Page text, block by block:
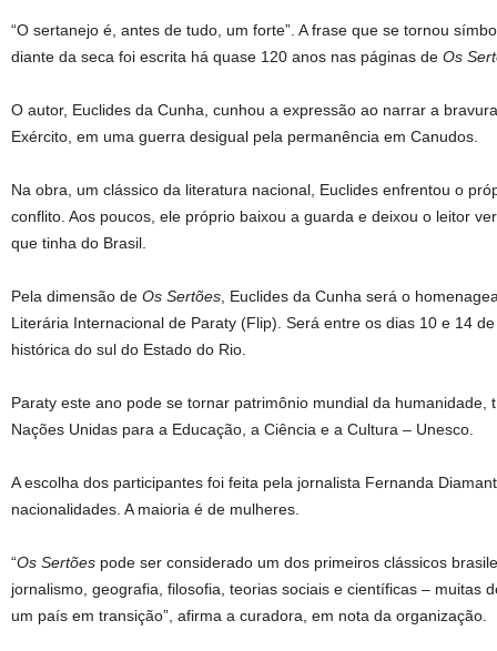
“O sertanejo é, antes de tudo, um forte”. A frase que se tornou
diante da seca foi escrita há quase 120 anos nas páginas de Os
O autor, Euclides da Cunha, cunhou a expressão ao narrar a
Exército, em uma guerra desigual pela permanência em Canudos.
Na obra, um clássico da literatura nacional, Euclides enfrentou o
conflito. Aos poucos, ele próprio baixou a guarda e deixou o leitor
que tinha do Brasil.
Pela dimensão de Os Sertões , Euclides da Cunha será o
Literária Internacional de Paraty (Flip). Será entre os dias 10 e 14
histórica do sul do Estado do Rio.
Paraty este ano pode se tornar patrimônio mundial da humanidade,
Nações Unidas para a Educação, a Ciência e a Cultura – Unesco.
A escolha dos participantes foi feita pela jornalista Fernanda
nacionalidades. A maioria é de mulheres.
“Os Sertões pode ser considerado um dos primeiros clássicos
jornalismo, geografia, filosofia, teorias sociais e científicas – muitas
um país em transição”, afirma a curadora, em nota da organização.